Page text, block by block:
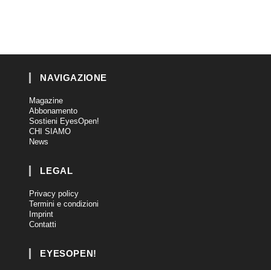
NAVIGAZIONE
Magazine
Abbonamento
Sostieni EyesOpen!
CHI SIAMO
News
LEGAL
Privacy policy
Termini e condizioni
Imprint
Contatti
EYESOPEN!